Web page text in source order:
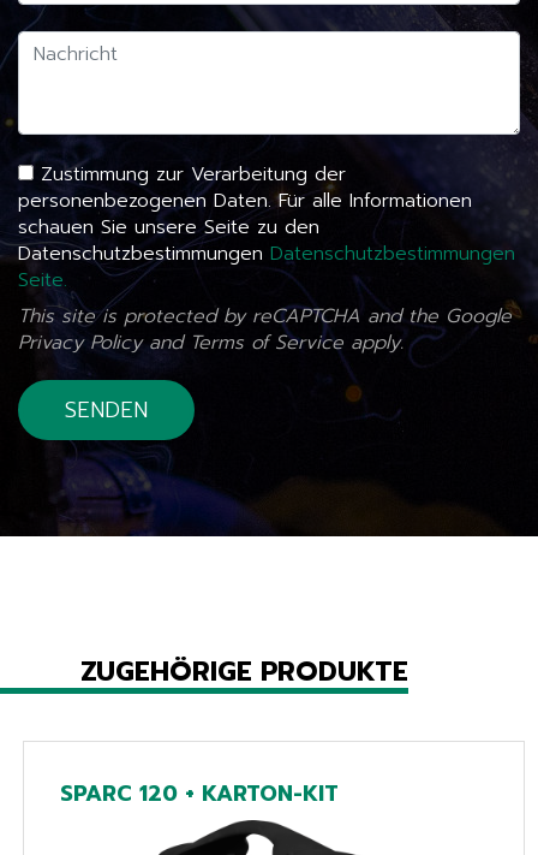
Zustimmung zur Verarbeitung der
personenbezogenen Daten. Für alle Informationen
schauen Sie unsere Seite zu den
Datenschutzbestimmungen Datenschutzbestimmungen
Seite.
This site is protected by reCAPTCHA and the Google
Privacy Policyand Terms of Service apply.
ZUGEHÖRIGE PRODUKTE
SPARC 120 + KARTON-KIT